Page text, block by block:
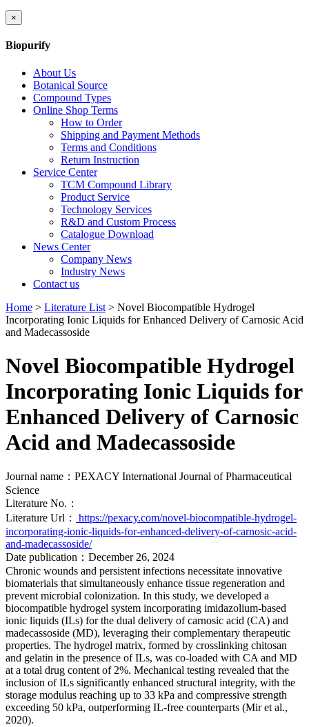
×
Biopurify
About Us
Botanical Source
Compound Types
Online Shop Terms
How to Order
Shipping and Payment Methods
Terms and Conditions
Return Instruction
Service Center
TCM Compound Library
Product Service
Technology Services
R&D and Custom Process
Catalogue Download
News Center
Company News
Industry News
Contact us
Home > Literature List > Novel Biocompatible Hydrogel
Incorporating Ionic Liquids for Enhanced Delivery of Carnosic Acid
and Madecassoside
Novel Biocompatible Hydrogel
Incorporating Ionic Liquids for
Enhanced Delivery of Carnosic
Acid and Madecassoside
Journal name：PEXACY International Journal of Pharmaceutical
Science
Literature No.：
Literature Url：
https://pexacy.com/novel-biocompatible-hydrogel-
incorporating-ionic-liquids-for-enhanced-delivery-of-carnosic-acid-
and-madecassoside/
Date publication：December 26, 2024
Chronic wounds and persistent infections necessitate innovative
biomaterials that simultaneously enhance tissue regeneration and
prevent microbial colonization. In this study, we developed a
biocompatible hydrogel system incorporating imidazolium-based
ionic liquids (ILs) for the dual delivery of carnosic acid (CA) and
madecassoside (MD), leveraging their complementary therapeutic
properties. The hydrogel matrix, formed by crosslinking chitosan
and gelatin in the presence of ILs, was co-loaded with CA and MD
at a total drug content of 2%. Mechanical testing revealed that the
inclusion of ILs significantly enhanced structural integrity, with the
storage modulus reaching up to 33 kPa and compressive strength
exceeding 50 kPa, outperforming IL-free counterparts (Mir et al.,
2020).